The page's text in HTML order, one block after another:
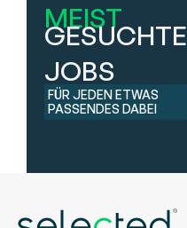
MEIST
GESUCHTE
JOBS
FÜR JEDEN ETWAS
PASSENDES DABEI